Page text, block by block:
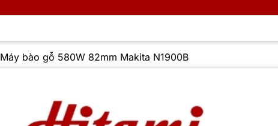
Máy bào gỗ 580W 82mm Makita N1900B